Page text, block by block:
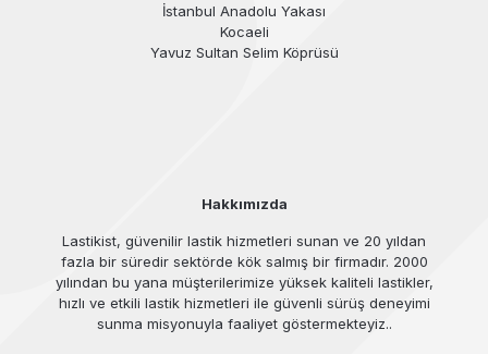
İstanbul Anadolu Yakası
Kocaeli
Yavuz Sultan Selim Köprüsü
Hakkımızda
Lastikist, güvenilir lastik hizmetleri sunan ve 20 yıldan
fazla bir süredir sektörde kök salmış bir firmadır. 2000
yılından bu yana müşterilerimize yüksek kaliteli lastikler,
hızlı ve etkili lastik hizmetleri ile güvenli sürüş deneyimi
sunma misyonuyla faaliyet göstermekteyiz..